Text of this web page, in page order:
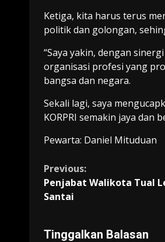
Ketiga, kita harus terus
politik dan golongan,
“Saya yakin, dengan
organisasi profesi yang
bangsa dan negara.
Sekali lagi, saya
KORPRI semakin jaya dan
Pewarta: Daniel Mituduan
Continue
Reading
Previous:
Penjabat Walikota Tual
Santai
Tinggalkan Balasan